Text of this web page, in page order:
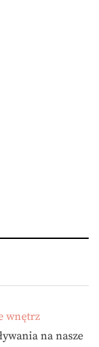
wnętrz
na nasze